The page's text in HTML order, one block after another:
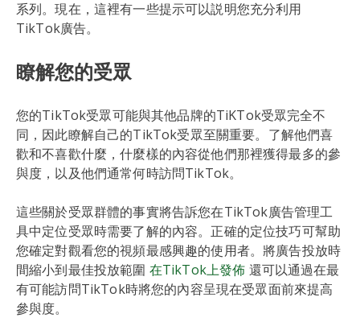
系列。現在，這裡有一些提示可以説明您充分利用
TikTok廣告。
瞭解您的受眾
您的TikTok受眾可能與其他品牌的TiKTok受眾完全不
同，因此瞭解自己的TikTok受眾至關重要。了解他們喜
歡和不喜歡什麼，什麼樣的內容從他們那裡獲得最多的參
與度，以及他們通常何時訪問TikTok。
這些關於受眾群體的事實將告訴您在TikTok廣告管理工
具中定位受眾時需要了解的內容。正確的定位技巧可幫助
您確定對觀看您的視頻最感興趣的使用者。將廣告投放時
間縮小到最佳投放範圍 在TikTok上發佈 還可以通過在最
有可能訪問TikTok時將您的內容呈現在受眾面前來提高
參與度。